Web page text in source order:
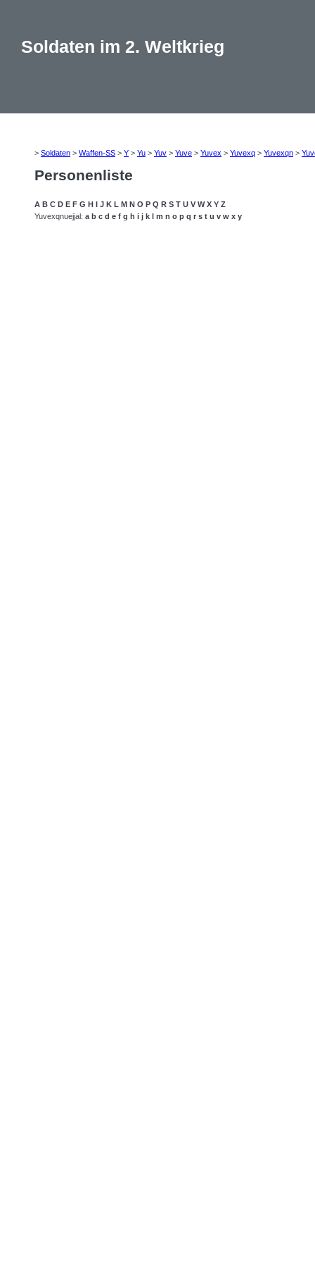
Soldaten im 2. Weltkrieg
> Soldaten > Waffen-SS > Y > Yu > Yuv > Yuve > Yuvex > Yuvexq > Yuvexqn >
Personenliste
A B C D E F G H I J K L M N O P Q R S T U V W X Y Z
Yuvexqnuejjal: a b c d e f g h i j k l m n o p q r s t u v w x y